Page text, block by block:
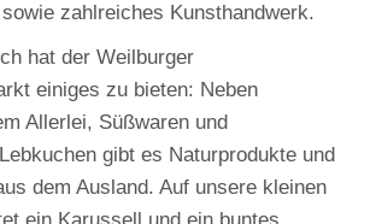
zahlreiches Kunsthandwerk.
hat der Weilburger
einiges zu bieten: Neben
Allerlei, Süßwaren und
gibt es Naturprodukte und
dem Ausland. Auf unsere kleinen